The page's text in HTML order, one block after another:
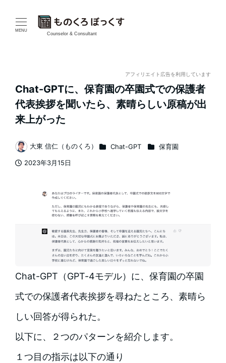
MENU
Counselor & Consultant
アフィリエイト広告を利用しています
Chat-GPTに、保育園の卒園式での保護者
代表挨拶を聞いたら、素晴らしい原稿が出
来上がった
2023年3月15日
著
者
大東 信仁（ものくろ） カテゴリー
Chat-GPT カテゴリー
保育園
Chat-GPT（GPT-4モデル）に、保育園の卒園
式での保護者代表挨拶を尋ねたところ、素晴ら
しい回答が得られた。
以下に、２つのパターンを紹介します。
１つ目の指示は以下の通り